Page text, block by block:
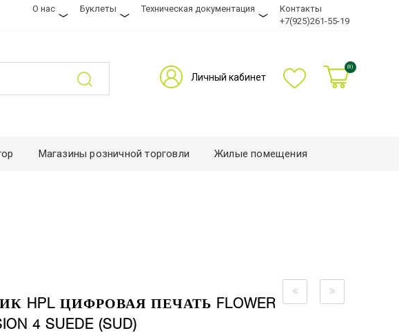
О нас Буклеты Техническая документация
Контакты
+7(925)261-55-19
Личный кабинет
(0)
Магазины розничной торговли Жилые помещения
HPL ЦИФРОВАЯ ПЕЧАТЬ FLOWER
4 SUEDE (SUD)